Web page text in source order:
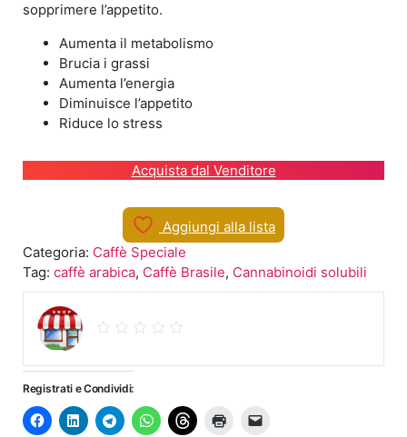
sopprimere l’appetito.
Aumenta il metabolismo
Brucia i grassi
Aumenta l’energia
Diminuisce l’appetito
Riduce lo stress
Acquista dal Venditore
Aggiungi alla lista
Categoria: Caffè Speciale
Tag: caffè arabica, Caffè Brasile, Cannabinoidi solubili
Registrati e Condividi: